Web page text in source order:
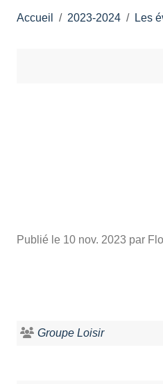
Accueil 2023-2024 Les
Publié le 10 nov. 2023 par
Groupe Loisir